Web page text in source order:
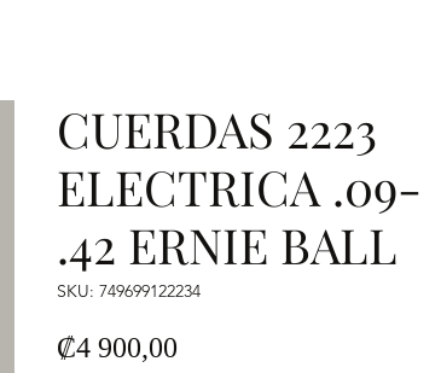
CUERDAS 2223
ELECTRICA .09-
.42 ERNIE BALL
SKU: 749699122234
₡4 900,00